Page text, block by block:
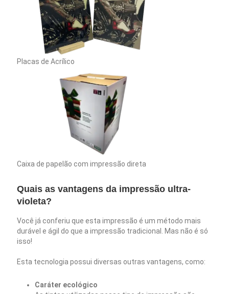
Placas de Acrílico
Caixa de papelão com impressão direta
Quais as vantagens da impressão ultra-
violeta?
Você já conferiu que esta impressão é um método mais
durável e ágil do que a impressão tradicional. Mas não é só
isso!
Esta tecnologia possui diversas outras vantagens, como:
Caráter ecológico